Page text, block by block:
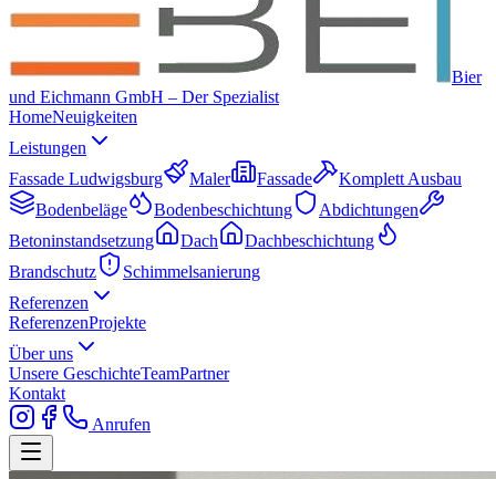
Bier
und Eichmann GmbH – Der Spezialist
HomeNeuigkeiten
Leistungen
Fassade Ludwigsburg
Maler Fassade
Komplett Ausbau
Bodenbeläge
Bodenbeschichtung
Abdichtungen
Betoninstandsetzung
Dach
Dachbeschichtung
Brandschutz
Schimmelsanierung
Referenzen
ReferenzenProjekte
Über uns
Unsere GeschichteTeamPartner
Kontakt
Anrufen